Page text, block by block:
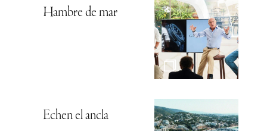
Hambre de mar
Echen el ancla